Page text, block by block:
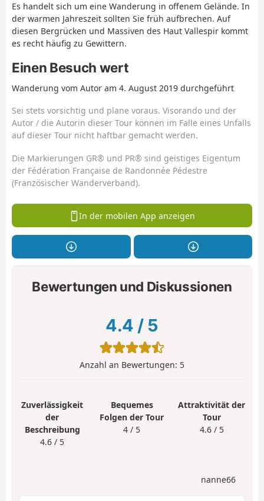
Es handelt sich um eine Wanderung in offenem Gelände. In
der warmen Jahreszeit sollten Sie früh aufbrechen. Auf
diesen Bergrücken und Massiven des Haut Vallespir kommt
es recht häufig zu Gewittern.
Einen Besuch wert
Wanderung vom Autor am 4. August 2019 durchgeführt
Sei stets vorsichtig und plane voraus. Visorando und der
Autor / die Autorin dieser Tour können im Falle eines Unfalls
auf dieser Tour nicht haftbar gemacht werden.
Die Markierungen GR® und PR® sind geistiges Eigentum
der Fédération Française de Randonnée Pédestre
(Französischer Wanderverband).
In der mobilen App anzeigen
Bewertungen und Diskussionen
4.4 / 5
Anzahl an Bewertungen: 5
Zuverlässigkeit
der
Beschreibung
4.6 / 5
Bequemes
Folgen der Tour
4 / 5
Attraktivität der
Tour
4.6 / 5
nanne66